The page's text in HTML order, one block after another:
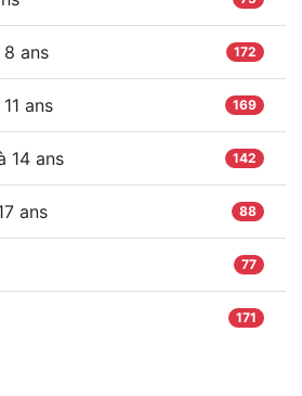
ans 172
ans 169
14 ans 142
ans 88
77
171